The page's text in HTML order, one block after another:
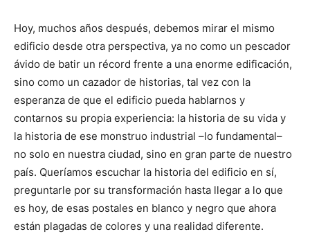
Hoy, muchos años después, debemos mirar el mismo
edificio desde otra perspectiva, ya no como un pescador
ávido de batir un récord frente a una enorme edificación,
sino como un cazador de historias, tal vez con la
esperanza de que el edificio pueda hablarnos y
contarnos su propia experiencia: la historia de su vida y
la historia de ese monstruo industrial –lo fundamental–
no solo en nuestra ciudad, sino en gran parte de nuestro
país. Queríamos escuchar la historia del edificio en sí,
preguntarle por su transformación hasta llegar a lo que
es hoy, de esas postales en blanco y negro que ahora
están plagadas de colores y una realidad diferente.